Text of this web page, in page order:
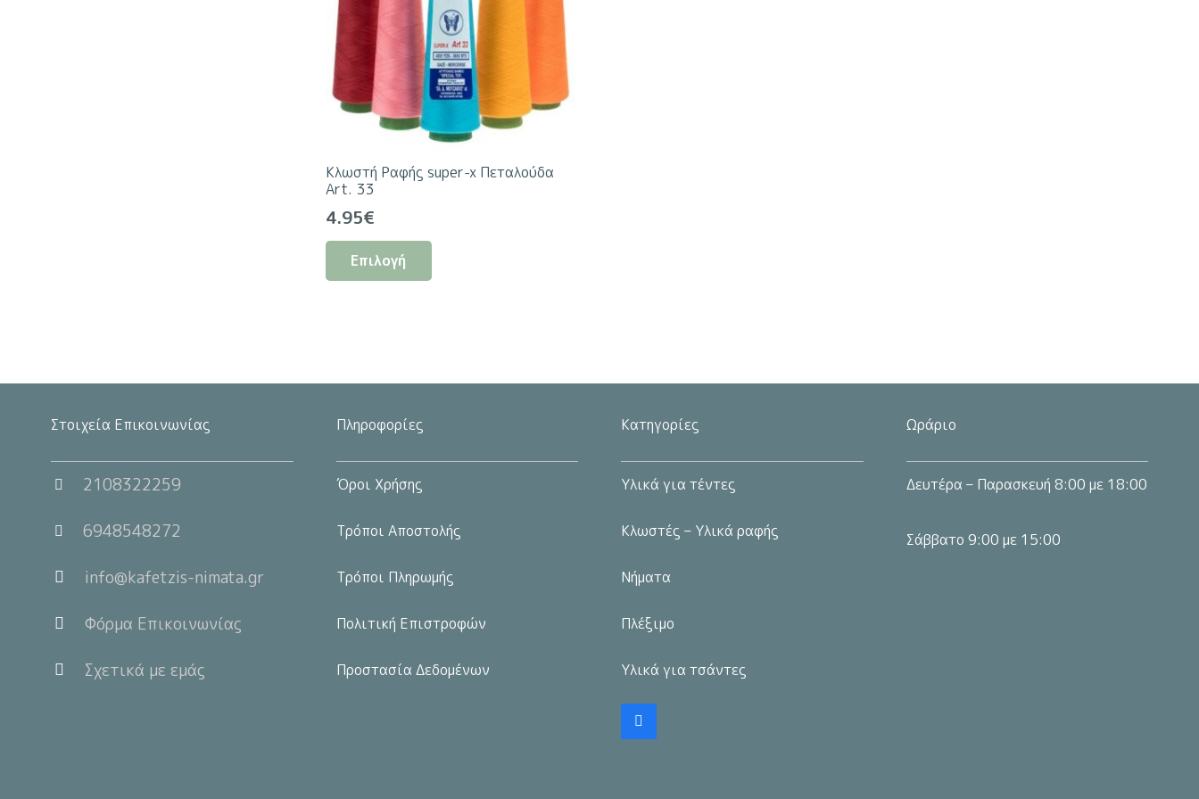
Κλωστή Ραφής super-x Πεταλούδα
Art. 33
4.95€
Επιλογή
να
σελίδα
προϊόντος
Στοιχεία Επικοινωνίας
2108322259
6948548272
info@kafetzis-nimata.gr
Φόρμα Επικοινωνίας
Σχετικά με εμάς
Πληροφορίες
Όροι Χρήσης
Τρόποι Αποστολής
Τρόποι Πληρωμής
Πολιτική Επιστροφών
Προστασία Δεδομένων
Κατηγορίες
Υλικά για τέντες
Κλωστές – Υλικά ραφής
Νήματα
Πλέξιμο
Υλικά για τσάντες
Ωράριο
Δευτέρα – Παρασκευή 8:00 με 18:00
Σάββατο 9:00 με 15:00